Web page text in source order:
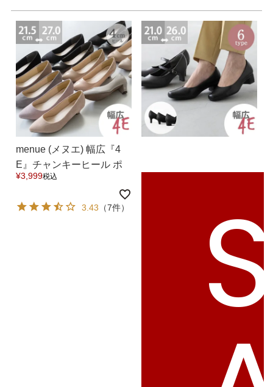
menue (メヌエ) 幅広『4
E』チャンキーヒール ポ
インテッドトゥパンプス
¥3,999税込
3.43 （7件）